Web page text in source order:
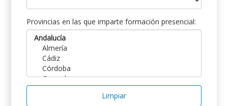
Provincias en las que imparte formación presencial:
Limpiar